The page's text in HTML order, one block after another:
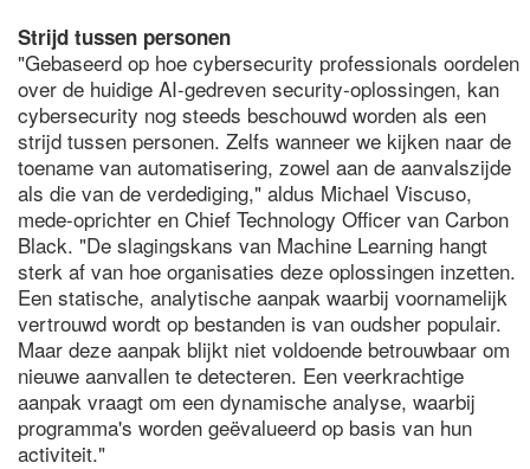
Strijd tussen personen
"Gebaseerd op hoe cybersecurity professionals oordelen
over de huidige AI-gedreven security-oplossingen, kan
cybersecurity nog steeds beschouwd worden als een
strijd tussen personen. Zelfs wanneer we kijken naar de
toename van automatisering, zowel aan de aanvalszijde
als die van de verdediging," aldus Michael Viscuso,
mede-oprichter en Chief Technology Officer van Carbon
Black. "De slagingskans van Machine Learning hangt
sterk af van hoe organisaties deze oplossingen inzetten.
Een statische, analytische aanpak waarbij voornamelijk
vertrouwd wordt op bestanden is van oudsher populair.
Maar deze aanpak blijkt niet voldoende betrouwbaar om
nieuwe aanvallen te detecteren. Een veerkrachtige
aanpak vraagt om een dynamische analyse, waarbij
programma's worden geëvalueerd op basis van hun
activiteit."